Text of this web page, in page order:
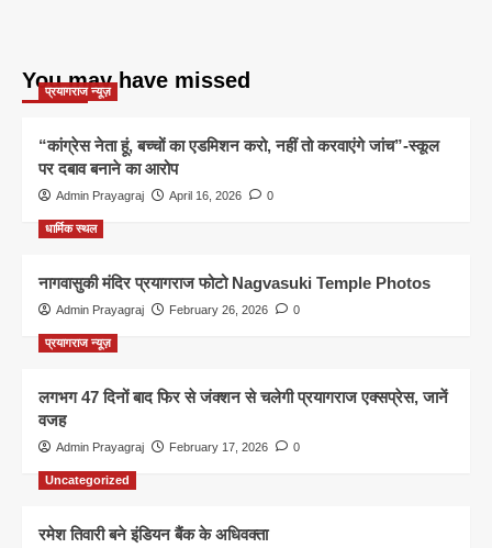
You may have missed
प्रयागराज न्यूज़
“कांग्रेस नेता हूं, बच्चों का एडमिशन करो, नहीं तो करवाएंगे जांच”-स्कूल
पर दबाव बनाने का आरोप
Admin Prayagraj April 16, 2026 0
धार्मिक स्थल
नागवासुकी मंदिर प्रयागराज फोटो Nagvasuki Temple Photos
Admin Prayagraj February 26, 2026 0
प्रयागराज न्यूज़
लगभग 47 दिनों बाद फिर से जंक्शन से चलेगी प्रयागराज एक्सप्रेस, जानें
वजह
Admin Prayagraj February 17, 2026 0
Uncategorized
रमेश तिवारी बने इंडियन बैंक के अधिवक्ता